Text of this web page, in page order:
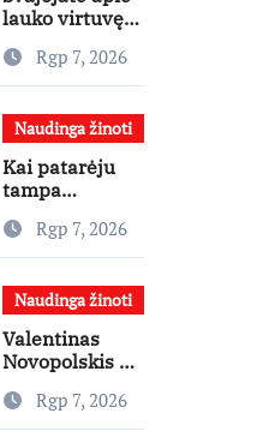
taikymo
lauko virtuvę?
dizainerė
pataria, nuo ko
pradėti
Rgp 7, 2026
Naudinga žinoti
Kai patarėju
tampa
baigiasi
pagalba ir
prasideda
reklama?
Rgp 7, 2026
Naudinga žinoti
Valentinas
Novopolskis –
pagrindinių
vaidmenų
Rgp 7, 2026